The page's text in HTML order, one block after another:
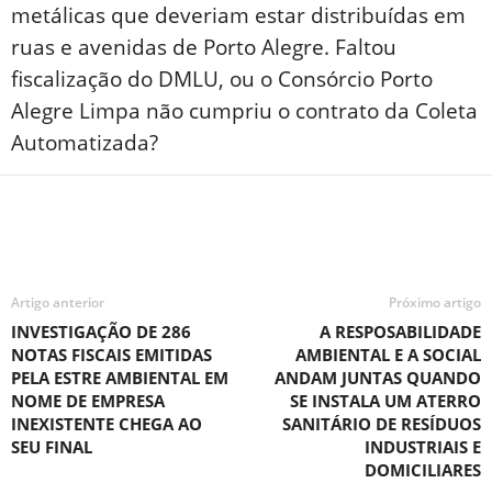
metálicas que deveriam estar distribuídas em
ruas e avenidas de Porto Alegre. Faltou
fiscalização do DMLU, ou o Consórcio Porto
Alegre Limpa não cumpriu o contrato da Coleta
Automatizada?
Artigo anterior
INVESTIGAÇÃO DE 286
NOTAS FISCAIS EMITIDAS
PELA ESTRE AMBIENTAL EM
NOME DE EMPRESA
INEXISTENTE CHEGA AO
SEU FINAL
Próximo artigo
A RESPOSABILIDADE
AMBIENTAL E A SOCIAL
ANDAM JUNTAS QUANDO
SE INSTALA UM ATERRO
SANITÁRIO DE RESÍDUOS
INDUSTRIAIS E
DOMICILIARES